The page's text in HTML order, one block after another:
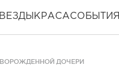
КРАСАСОБЫТИЯ
ДОЧЕРИ